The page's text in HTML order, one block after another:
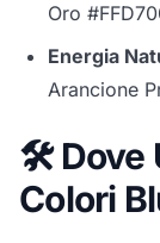
Oro
Energia
Arancione
🛠️ Dove
Colori